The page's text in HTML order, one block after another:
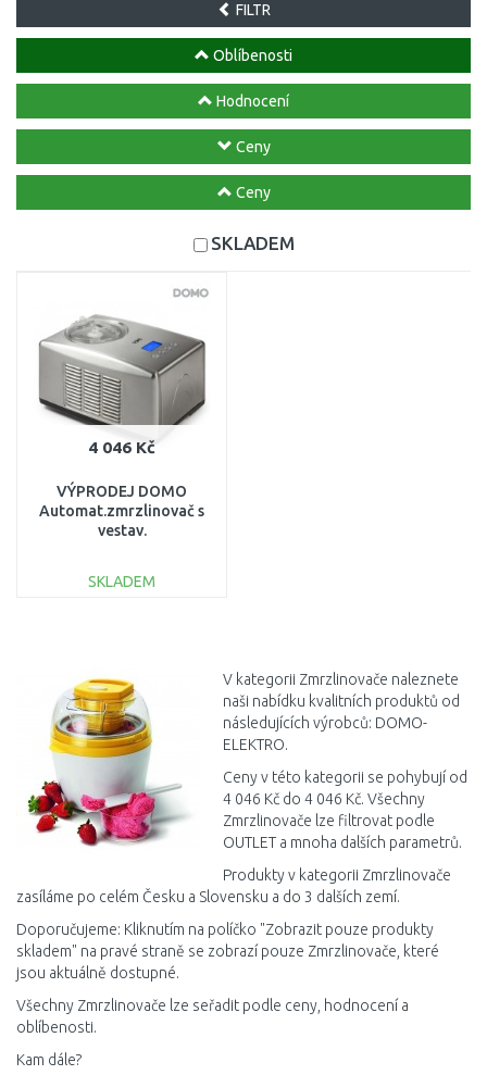
FILTR
Oblíbenosti
Hodnocení
Ceny
Ceny
SKLADEM
4 046 Kč
VÝPRODEJ DOMO
Automat.zmrzlinovač s
vestav.
SERVISE
SKLADEM
V kategorii Zmrzlinovače naleznete
naši nabídku kvalitních produktů od
následujících výrobců: DOMO-
ELEKTRO.
Ceny v této kategorii se pohybují od
4 046 Kč do 4 046 Kč. Všechny
Zmrzlinovače lze filtrovat podle
OUTLET a mnoha dalších parametrů.
Produkty v kategorii Zmrzlinovače
zasíláme po celém Česku a Slovensku a do 3 dalších zemí.
Doporučujeme: Kliknutím na políčko "Zobrazit pouze produkty
skladem" na pravé straně se zobrazí pouze Zmrzlinovače, které
jsou aktuálně dostupné.
Všechny Zmrzlinovače lze seřadit podle ceny, hodnocení a
oblíbenosti.
Kam dále?